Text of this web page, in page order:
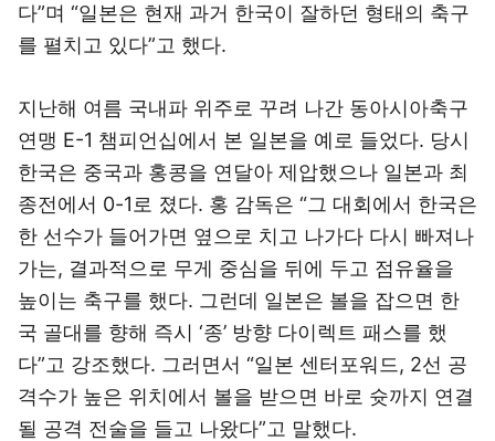
다”며 “일본은 현재 과거 한국이 잘하던 형태의 축구
를 펼치고 있다”고 했다.
지난해 여름 국내파 위주로 꾸려 나간 동아시아축구
연맹 E-1 챔피언십에서 본 일본을 예로 들었다. 당시
한국은 중국과 홍콩을 연달아 제압했으나 일본과 최
종전에서 0-1로 졌다. 홍 감독은 “그 대회에서 한국은
한 선수가 들어가면 옆으로 치고 나가다 다시 빠져나
가는, 결과적으로 무게 중심을 뒤에 두고 점유율을
높이는 축구를 했다. 그런데 일본은 볼을 잡으면 한
국 골대를 향해 즉시 ‘종’ 방향 다이렉트 패스를 했
다”고 강조했다. 그러면서 “일본 센터포워드, 2선 공
격수가 높은 위치에서 볼을 받으면 바로 슛까지 연결
될 공격 전술을 들고 나왔다”고 말했다.